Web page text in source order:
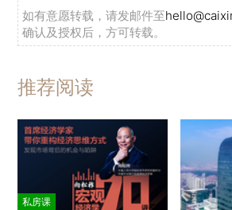
如有意愿转载，请发邮件至
确认及授权后，方可转载。
推荐阅读
私房课